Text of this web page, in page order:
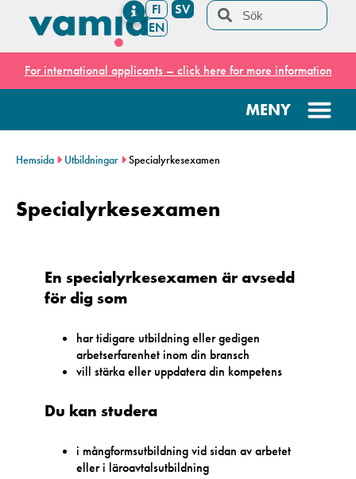
FI
SV
EN
For international applicants – click here for more information
Hemsida Utbildningar Specialyrkesexamen
Specialyrkesexamen
En specialyrkesexamen är avsedd
för dig som
har tidigare utbildning eller gedigen
arbetserfarenhet inom din bransch
vill stärka eller uppdatera din kompetens
Du kan studera
i mångformsutbildning vid sidan av arbetet
eller i läroavtalsutbildning